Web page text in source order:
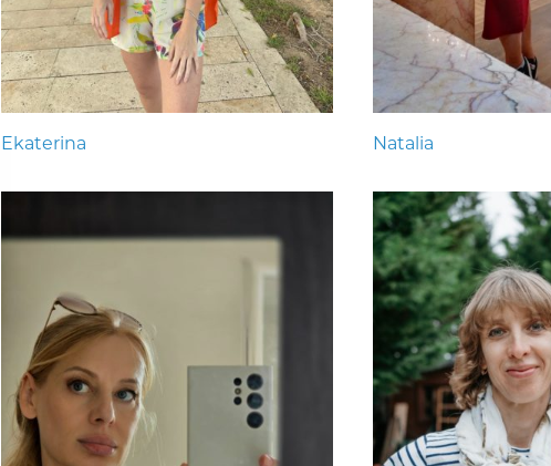
Ekaterina Natalia